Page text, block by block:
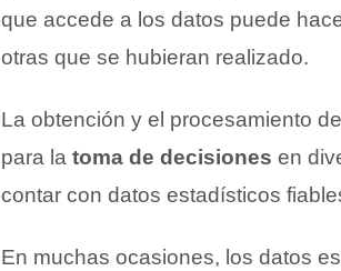
que accede a los datos puede
otras que se hubieran realizado.
La obtención y el procesamiento
para la toma de decisiones en
contar con datos estadísticos
En muchas ocasiones, los datos